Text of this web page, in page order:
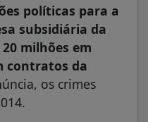
políticas para a
subsidiária da
milhões em
contratos da
os crimes